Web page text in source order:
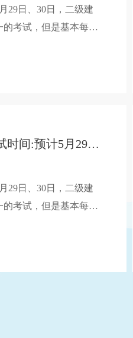
29日、30日，二级建
考试，但是基本每年
测2021年甘肃二建考
2021年四川二建考试时间:预计5月29-30日
29日、30日，二级建
考试，但是基本每年
测2021年四川二建考